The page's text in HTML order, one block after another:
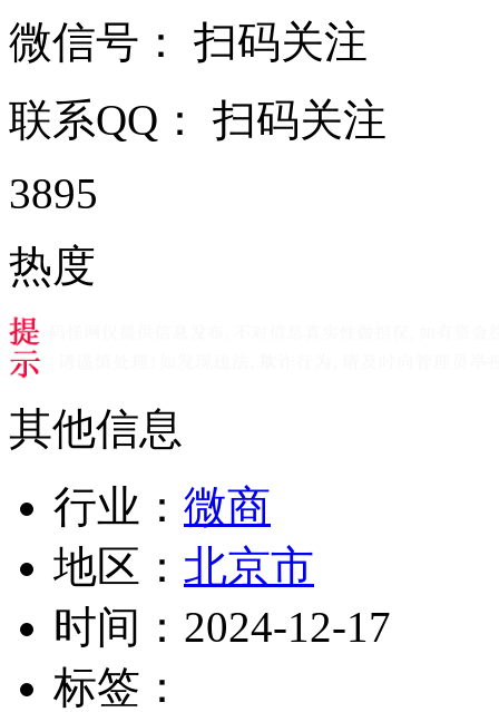
微信号： 扫码关注
联系QQ： 扫码关注
3895
热度
其他信息
行业： 微商
地区： 北京市
时间： 2024-12-17
标签：